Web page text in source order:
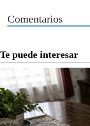
Comentarios